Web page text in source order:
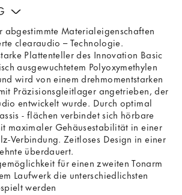
abgestimmte Materialeigenschaften
clearaudio – Technologie.
Plattenteller des Innovation Basic
ausgewuchtetem Polyoxymethylen
wird von einem drehmomentstarken
Präzisionsgleitlager angetrieben, der
entwickelt wurde. Durch optimal
- flächen verbindet sich hörbare
maximaler Gehäusestabilität in einer
Verbindung. Zeitloses Design in einer
überdauert.
für einen zweiten Tonarm
Laufwerk die unterschiedlichsten
werden